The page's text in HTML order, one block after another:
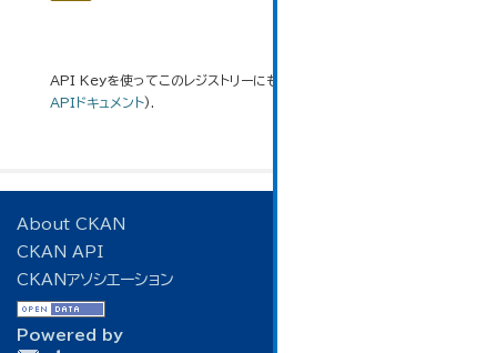
API Keyを使ってこのレジストリーにもアクセス可能です
APIドキュメント).
About CKAN
CKAN API
CKANアソシエーション
Powered by